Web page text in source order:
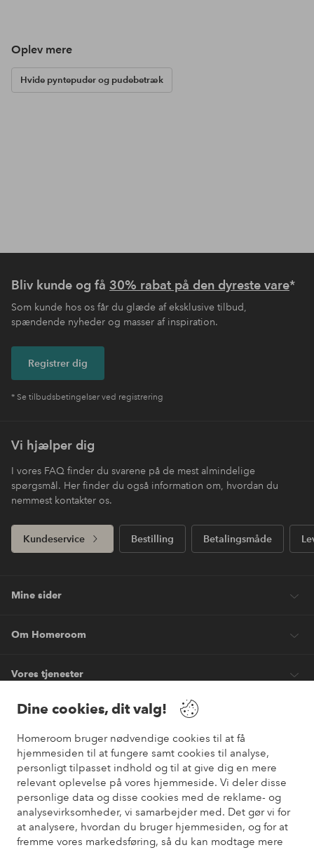
Dine cookies, dit valg!
Homeroom bruger nødvendige cookies til at få
hjemmesiden til at fungere samt cookies til analyse,
personligt tilpasset indhold og til at give dig en mere
relevant oplevelse på vores hjemmeside. Vi deler disse
personlige data og disse cookies med de reklame- og
analysevirksomheder, vi samarbejder med. Det gør vi for
at analysere, hvordan du bruger hjemmesiden, og for at
fremme vores markedsføring, så du kan modtage mere
Oplev mere
Hvide pyntepuder og pudebetræk
Bliv kunde og få 30% rabat på den dyreste vare*
Som kunde hos os får du glæde af eksklusive tilbud,
spændende nyheder og masser af inspiration.
Registrer dig
* Se tilbudsbetingelser ved registrering
Vi hjælper dig
I vores FAQ finder du svarene på de mest almindelige
spørgsmål. Her finder du også information om, hvordan du
nemmest kontakter os.
Kundeservice Bestilling Betalingsmåde
Mine sider
Om Homeroom
Vores tjenester
Vilkår
Venner
Sikre betalinger
Vil du vide mere om vores betalingsmuligheder ?